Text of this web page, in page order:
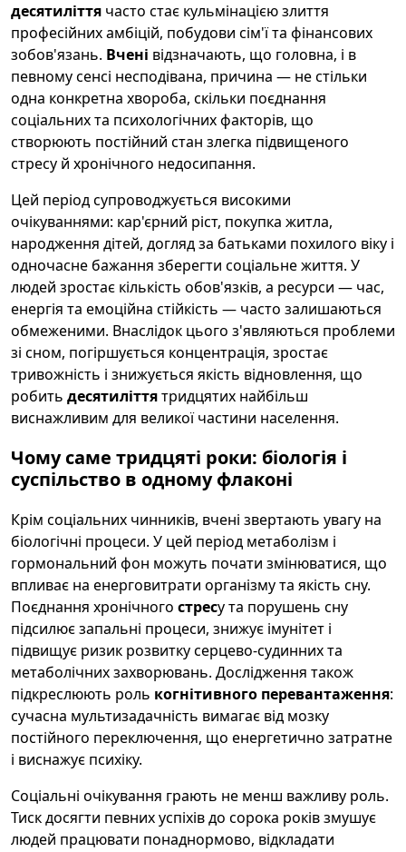
десятиліття часто стає кульмінацією злиття
професійних амбіцій, побудови сім'ї та фінансових
зобов'язань. Вчені відзначають, що головна, і в
певному сенсі несподівана, причина — не стільки
одна конкретна хвороба, скільки поєднання
соціальних та психологічних факторів, що
створюють постійний стан злегка підвищеного
стресу й хронічного недосипання.
Цей період супроводжується високими
очікуваннями: кар'єрний ріст, покупка житла,
народження дітей, догляд за батьками похилого віку і
одночасне бажання зберегти соціальне життя. У
людей зростає кількість обов'язків, а ресурси — час,
енергія та емоційна стійкість — часто залишаються
обмеженими. Внаслідок цього з'являються проблеми
зі сном, погіршується концентрація, зростає
тривожність і знижується якість відновлення, що
робить десятиліттятридцятих найбільш
виснажливим для великої частини населення.
Чому саме тридцяті роки: біологія і
суспільство в одному флаконі
Крім соціальних чинників, вчені звертають увагу на
біологічні процеси. У цей період метаболізм і
гормональний фон можуть почати змінюватися, що
впливає на енерговитрати організму та якість сну.
Поєднання хронічного стресу та порушень сну
підсилює запальні процеси, знижує імунітет і
підвищує ризик розвитку серцево-судинних та
метаболічних захворювань. Дослідження також
підкреслюють роль когнітивного перевантаження:
сучасна мультизадачність вимагає від мозку
постійного переключення, що енергетично затратне
і виснажує психіку.
Соціальні очікування грають не менш важливу роль.
Тиск досягти певних успіхів до сорока років змушує
людей працювати понаднормово, відкладати